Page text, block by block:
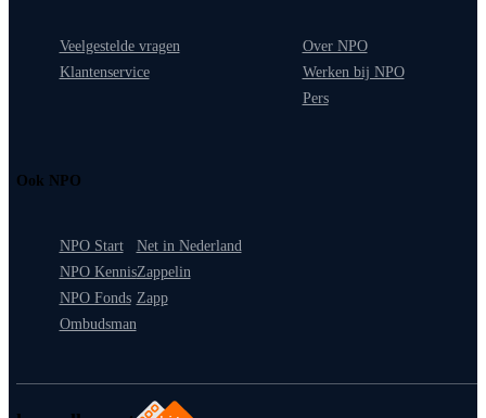
Veelgestelde vragen
Klantenservice
Over NPO
Werken bij NPO
Pers
Ook NPO
NPO Start
NPO Kennis
NPO Fonds
Ombudsman
Net in Nederland
Zappelin
Zapp